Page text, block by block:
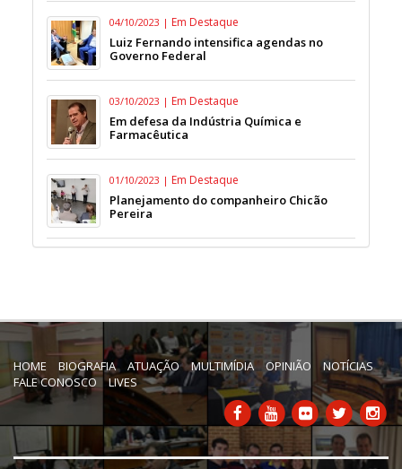
04/10/2023 | Em Destaque
Luiz Fernando intensifica agendas no
Governo Federal
03/10/2023 | Em Destaque
Em defesa da Indústria Química e
Farmacêutica
01/10/2023 | Em Destaque
Planejamento do companheiro Chicão
Pereira
HOME BIOGRAFIA ATUAÇÃO MULTIMÍDIA OPINIÃO
NOTÍCIAS
FALE CONOSCO
LIVES